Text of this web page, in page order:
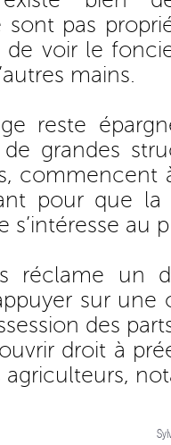
sont pas
voir le
mains.
reste
grandes
commencent
pour que la
au
réclame un
sur
des
droit à
agriculteurs,